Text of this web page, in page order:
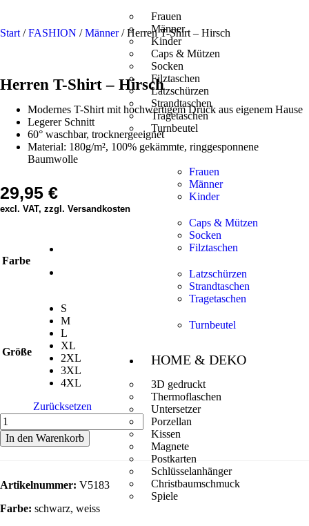
Frauen
Männer
Kinder
Caps & Mützen
Socken
Filztaschen
Latzschürzen
Strandtaschen
Tragetaschen
Turnbeutel
Frauen
Männer
Kinder
Caps & Mützen
Socken
Filztaschen
Latzschürzen
Strandtaschen
Tragetaschen
Turnbeutel
HOME & DEKO
3D gedruckt
Thermoflaschen
Untersetzer
Porzellan
Kissen
Magnete
Postkarten
Schlüsselanhänger
Christbaumschmuck
Spiele
Start /FASHION /Männer/ Herren T-Shirt – Hirsch
Herren T-Shirt – Hirsch
Modernes T-Shirt mit hochwertigem Druck aus eigenem Hause
Legerer Schnitt
60° waschbar, trocknergeeignet
Material: 180g/m², 100% gekämmte, ringgesponnene
Baumwolle
29,95 €
excl. VAT, zzgl. Versandkosten
Farbe
Größe
S
M
L
XL
2XL
3XL
4XL
Zurücksetzen
In den Warenkorb
Artikelnummer: V5183
Farbe: schwarz, weiss